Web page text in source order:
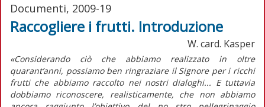
Documenti, 2009-19
Raccogliere i frutti. Introduzione
W. card. Kasper
«Considerando ciò che abbiamo realizzato in oltre
quarant’anni, possiamo ben ringraziare il Signore per i ricchi
frutti che abbiamo raccolto nei nostri dialoghi... E tuttavia
dobbiamo riconoscere, realisticamente, che non abbiamo